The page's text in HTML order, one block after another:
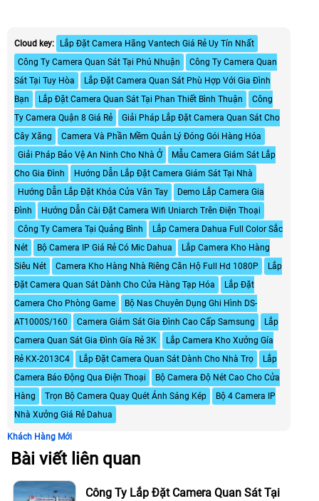
Cloud key:
Lắp Đặt Camera Hãng Vantech Giá Rẻ Uy Tín Nhất
Công Ty Camera Quan Sát Tại Phú Nhuận
Công Ty Camera Quan
Sát Tại Tuy Hòa
Lắp Đặt Camera Quan Sát Phù Hợp Với Gia Đình
Bạn
Lắp Đặt Camera Quan Sát Tại Phan Thiết Bình Thuận
Công
Ty Camera Quận 8 Giá Rẻ
Giải Pháp Lắp Đặt Camera Quan Sát Cho
Cây Xăng
Camera Và Phần Mềm Quản Lý Đóng Gói Hàng Hóa
Giải Pháp Bảo Vệ An Ninh Cho Nhà Ở
Mẫu Camera Giám Sát Lắp
Cho Gia Đình
Hướng Dẫn Lắp Đặt Camera Giám Sát Tại Nhà
Hướng Dẫn Lắp Đặt Khóa Cửa Vân Tay
Demo Lắp Camera Gia
Đình
Hướng Dẫn Cài Đặt Camera Wifi Uniarch Trên Điện Thoại
Công Ty Camera Tại Quảng Bình
Lắp Camera Dahua Full Color Sắc
Nét
Bộ Camera IP Giá Rẻ Có Mic Dahua
Lắp Camera Kho Hàng
Siêu Nét
Camera Kho Hàng Nhà Riêng Căn Hộ Full Hd 1080P
Lắp
Đặt Camera Quan Sát Dành Cho Cửa Hàng Tạp Hóa
Lắp Đặt
Camera Cho Phòng Game
Bộ Nas Chuyên Dụng Ghi Hình DS-
AT1000S/160
Camera Giám Sát Gia Đình Cao Cấp Samsung
Lắp
Camera Quan Sát Gia Đình Gía Rẻ 3K
Lắp Camera Kho Xưởng Gía
Rẻ KX-2013C4
Lắp Đặt Camera Quan Sát Dành Cho Nhà Trọ
Lắp
Camera Báo Động Qua Điện Thoại
Bộ Camera Độ Nét Cao Cho Cửa
Hàng
Trọn Bộ Camera Quay Quét Ánh Sáng Kép
Bộ 4 Camera IP
Nhà Xưởng Giá Rẻ Dahua
Khách Hàng Mới
Bài viết liên quan
Công Ty Lắp Đặt Camera Quan Sát Tại